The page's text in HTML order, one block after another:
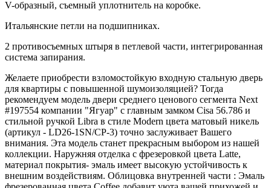
V-образный, съемный уплотнитель на коробке.
Итальянские петли на подшипниках.
2 противосъемных штыря в петлевой части, интегрированная
система запирания.
Желаете приобрести взломостойкую входную стальную дверь
для квартиры с повышенной шумоизоляцией? Тогда
рекомендуем модель двери среднего ценового сегмента Next
#197554 компании "Ягуар" с главным замком Cisa 56.786 и
стильной ручкой Libra в стиле Modern цвета матовый никель
(артикул - LD26-1SN/CP-3) точно заслуживает Вашего
внимания. Эта модель станет прекрасным выбором из нашей
коллекции. Наружняя отделка с фрезеровкой цвета Latte,
материал покрытия- эмаль имеет высокую устойчивость к
внешним воздействиям. Облицовка внутренней части : Эмаль